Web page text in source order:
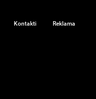
Kontakti Reklama